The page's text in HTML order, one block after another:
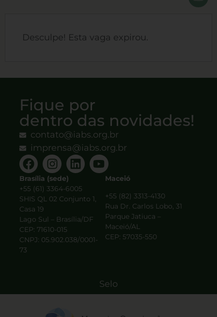
Desculpe! Esta vaga expirou.
Fique por
dentro das novidades!
contato@iabs.org.br
imprensa@iabs.org.br
Brasília (sede)
+55 (61) 3364-6005
SHIS QL 02 Conjunto 1,
Casa 19
Lago Sul – Brasília/DF
CEP: 71610-015
CNPJ: 05.902.038/0001-
73
Maceió
+55 (82) 3313-4130
Rua Dr. Carlos Lobo, 31
Parque Jatiuca –
Maceió/AL
CEP: 57035-550
Selo